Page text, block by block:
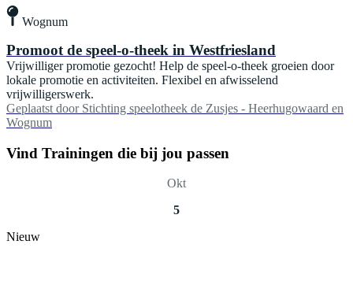
Wognum
Promoot de speel-o-theek in Westfriesland
Vrijwilliger promotie gezocht! Help de speel-o-theek groeien door
lokale promotie en activiteiten. Flexibel en afwisselend
vrijwilligerswerk.
Geplaatst door Stichting speelotheek de Zusjes - Heerhugowaard en
Wognum
Vind Trainingen die bij jou passen
Okt
5
Nieuw